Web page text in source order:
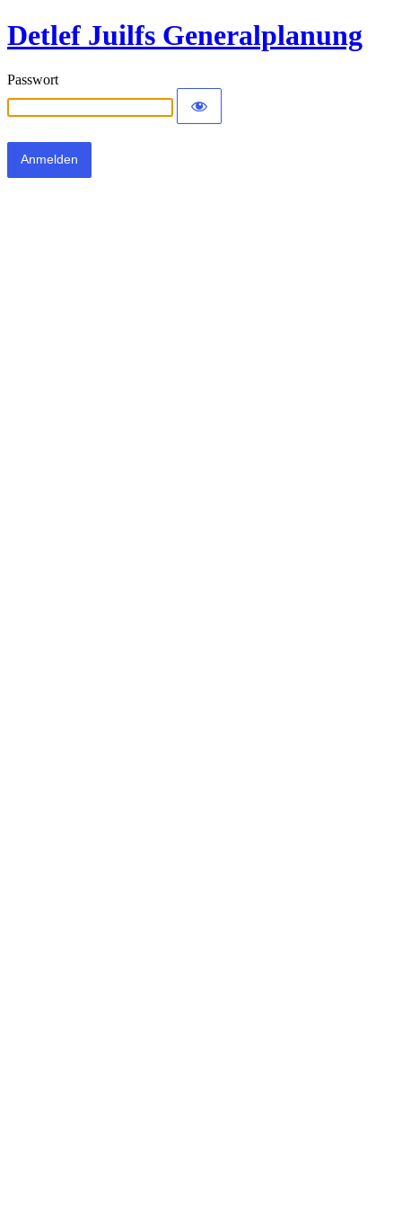
Detlef Juilfs Generalplanung
Passwort